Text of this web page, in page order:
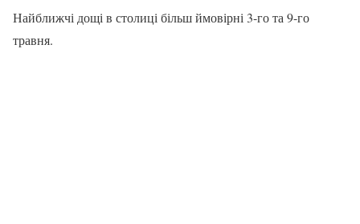
Найближчі дощі в столиці більш ймовірні 3-го та 9-го
травня.